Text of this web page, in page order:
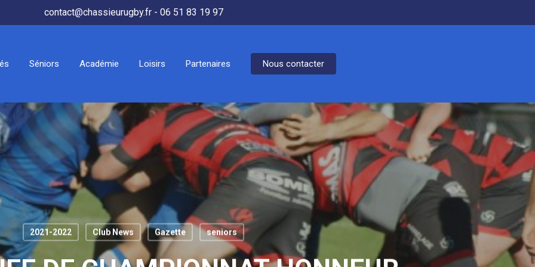
contact@chassieurugby.fr - 06 51 83 19 97
Séniors Académie Loisirs Partenaires Nous contacter
2021-2022 Club News Gazette seniors